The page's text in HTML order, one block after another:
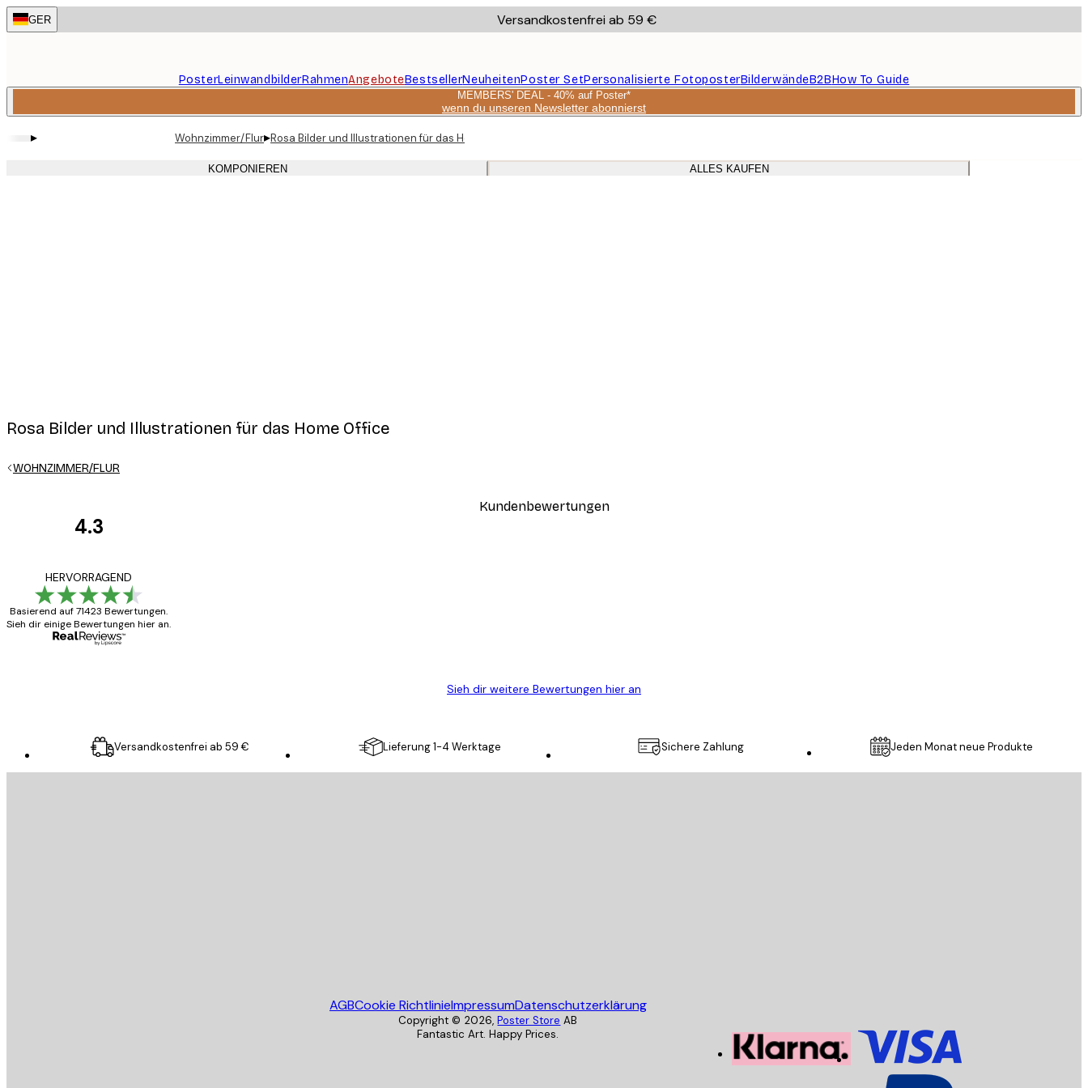
Skip
to
GER Versandkostenfrei ab 59 €
PosterLeinwandbilderRahmenAngeboteBestsellerNeuheitenPoster SetPersonalisierte FotoposterBilderwändeB2BHow To Guide
MEMBERS' DEAL - 40% auf Poster*
wenn du unseren Newsletter abonnierst
▸ Wohnzimmer/Flur▸Rosa Bilder und Illustrationen für das Home Office
KOMPONIEREN ALLES KAUFEN
Rosa Bilder und Illustrationen für das Home Office
WOHNZIMMER/FLUR
Kundenbewertungen
4.3
HERVORRAGEND
Basierend auf 71423 Bewertungen.
Sieh dir einige Bewertungen hier an.
Sieh dir weitere Bewertungen hier an
E-Mail
Datenschutzerklärung
Versandkostenfrei ab 59 € Lieferung 1-4 Werktage Sichere Zahlung Jeden Monat neue Produkte
AGBCookie RichtlinieImpressumDatenschutzerklärung
Copyright © 2026, Poster Store AB
Fantastic Art. Happy Prices.